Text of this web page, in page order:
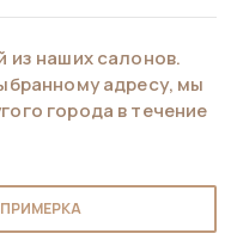
из наших салонов.
адресу, мы
города в течение